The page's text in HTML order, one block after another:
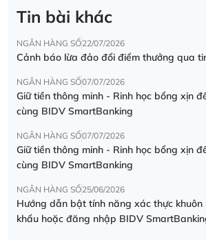
Tin bài khác
NGÂN HÀNG SỐ22/07/2026
Cảnh báo lừa đảo đổi điểm thưởng qua
NGÂN HÀNG SỐ07/07/2026
Giữ tiền thông minh - Rinh học bổng xịn
cùng BIDV SmartBanking
NGÂN HÀNG SỐ07/07/2026
Giữ tiền thông minh - Rinh học bổng xịn
cùng BIDV SmartBanking
NGÂN HÀNG SỐ25/06/2026
Hướng dẫn bật tính năng xác thực
khẩu hoặc đăng nhập BIDV